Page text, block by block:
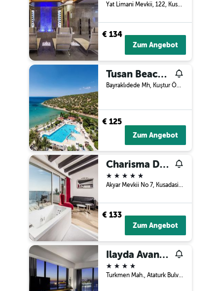
Yat Limani Mevkii, 122, Kusadasi, Türkei
€ 134
Zum Angebot
Tusan Beach Resort
Bayraklıdede Mh, Kuştur Önü Yolu Cad, 19, Kusadasi, Türkei
€ 125
Zum Angebot
Charisma De Luxe Hotel
5 Sterne
Akyar Mevkii No 7, Kusadasi, Türkei
€ 133
Zum Angebot
Ilayda Avantgarde Hotel
4 Sterne
Turkmen Mah., Ataturk Bulvari No:42, Kusadasi, Türkei